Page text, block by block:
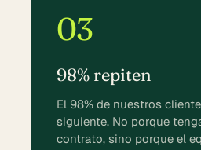
03
98% repiten
El 98% de nuestros
siguiente. No porque
contrato, sino porque el